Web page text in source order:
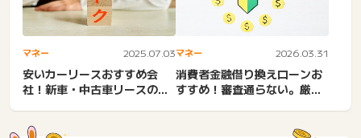
マネー 2025.07.03
安いカーリースおすすめ会
社！新車・中古車リースの相
マネー 2026.03.31
消費者金融借り換えローンお
すすめ！審査通らない。厳し